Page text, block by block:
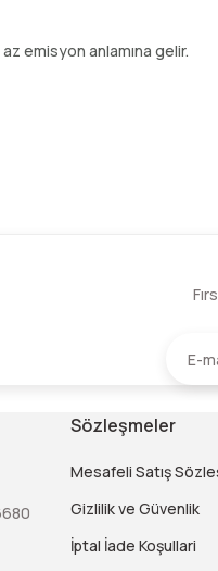
emisyon anlamına gelir.
Sözleşmeler
Mesafeli Satış
Gizlilik ve Güvenlik
İptal İade Koşullari